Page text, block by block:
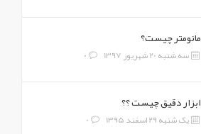
مانومتر چیست؟
سه شنبه 20 شهریور 1397 0
ابزار دقیق چیست ؟؟
یک شنبه 29 اسفند 1395 0